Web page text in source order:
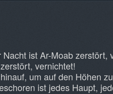
ist Ar-Moab zerstört,
vernichtet!
um auf den Höhen
ist jedes Haupt,